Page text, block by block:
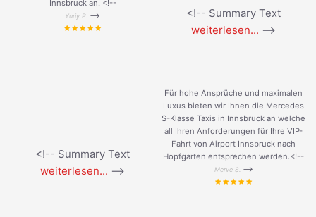
Innsbruck an. <!--
Yuriy P. -->
<!-- Summary Text
weiterlesen... -->
<!-- Summary Text
weiterlesen... -->
Für hohe Ansprüche und maximalen
Luxus bieten wir Ihnen die Mercedes
S-Klasse Taxis in Innsbruck an welche
all Ihren Anforderungen für Ihre VIP-
Fahrt von Airport Innsbruck nach
Hopfgarten entsprechen werden.<!--
Merve S. -->